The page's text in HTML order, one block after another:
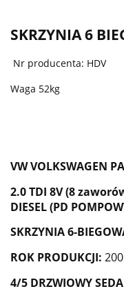
SKRZYNIA 6
Nr producenta: HDV
Waga 52kg
VW VOLKSWAGEN
2.0 TDI 8V (8
DIESEL (PD
SKRZYNIA 6-
ROK PRODUKCJI:
4/5 DRZWIOWY